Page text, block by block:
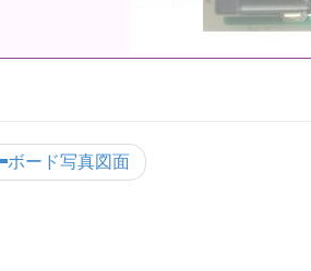
ボード写真図面